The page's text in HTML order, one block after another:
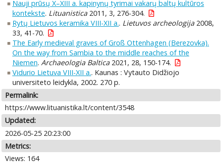
Nauji prūsų X–XIII a. kapinynų tyrimai vakarų baltų kultūros
kontekste. Lituanistica2011, 3, 276-304.
Rytų Lietuvos keramika VIII-XII a.. Lietuvos archeologija2008,
33, 41-70.
The Early medieval graves of Groß Ottenhagen (Berezovka).
On the way from Sambia to the middle reaches of the
Niemen. Archaeologia Baltica2021, 28, 150-174.
Vidurio Lietuva VIII-XII a.. Kaunas : Vytauto Didžiojo
universiteto leidykla, 2002. 270 p.
Permalink:
https://www.lituanistika.lt/content/3548
Updated:
2026-05-25 20:23:00
Metrics:
Views: 164